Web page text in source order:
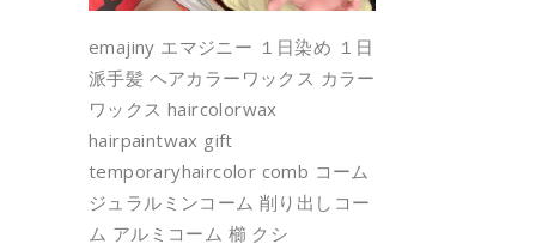
emajiny エマジニー １日染め １日
派手髪 ヘアカラーワックス カラー
ワックス haircolorwax
hairpaintwax gift
temporaryhaircolor comb コーム
ジュラルミンコーム 削り出しコー
ム アルミコーム 櫛 クシ